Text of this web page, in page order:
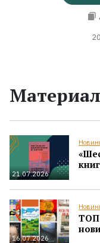
21.07.2026
16.07.2026